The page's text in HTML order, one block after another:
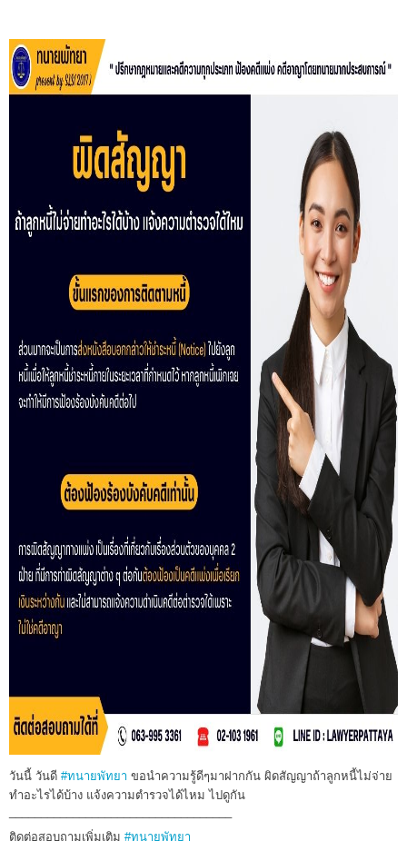
วันนี้ วันดี #ทนายพัทยา ขอนำความรู้ดีๆมาฝากกัน ผิดสัญญาถ้าลูกหนี้ไม่จ่าย
ทำอะไรได้บ้าง แจ้งความตำรวจได้ไหม ไปดูกัน
ติดต่อสอบถามเพิ่มเติม #ทนายพัทยา